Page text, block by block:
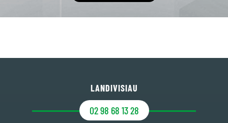
LANDIVISIAU
02 98 68 13 28